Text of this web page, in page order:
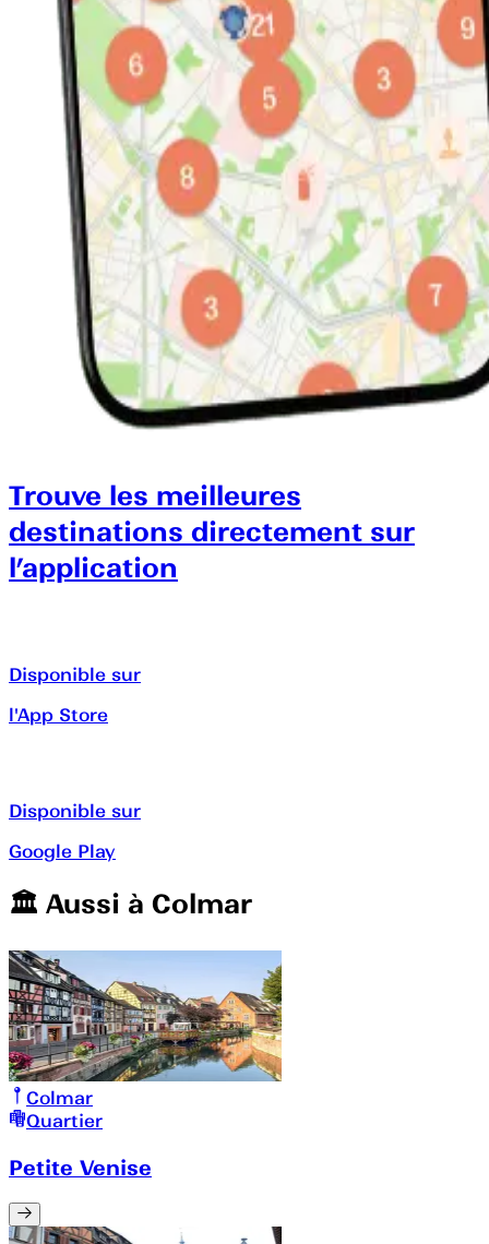
Trouve les meilleures
destinations directement sur
l’application
Disponible sur
l'App Store
Disponible sur
Google Play
🏛️️ Aussi à Colmar
Colmar
Quartier
Petite Venise